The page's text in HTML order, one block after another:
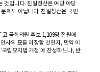
것입니다. 친일청산은 여당 야당
제도 아닙니다. 친일청산은 국민
국회의원 후보 1,109명 전원에
사의 묘를 이장할 것인지, 만약 이
립묘지법 개정’에 찬성하느냐, 반